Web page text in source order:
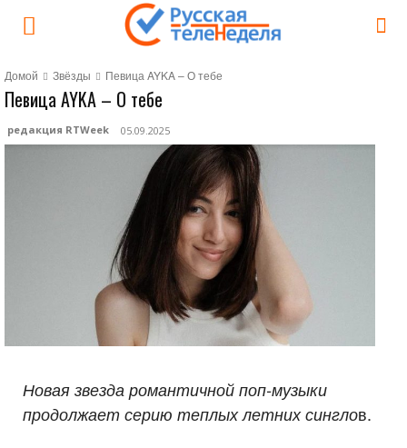
Домой Звёзды Певица AYKA – О тебе
Певица AYKA – О тебе
редакция RTWeek 05.09.2025
Новая звезда романтичной поп-музыки
продолжает серию теплых летних синглов.